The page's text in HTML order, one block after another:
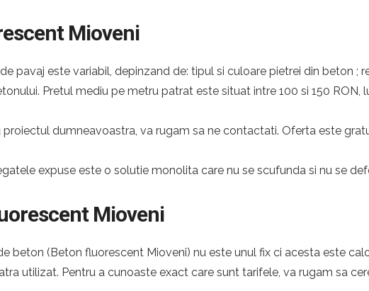
Mioveni
pavaj este variabil, depinzand de: tipul si culoare pietrei din beton
Pretul mediu pe metru patrat este situat intre 100 si 150 RON,
dumneavoastra, va rugam sa ne contactati. Oferta este
expuse este o solutie monolita care nu se scufunda si nu se
Mioveni
beton (Beton fluorescent Mioveni) nu este unul fix ci acesta este
utilizat. Pentru a cunoaste exact care sunt tarifele, va rugam sa